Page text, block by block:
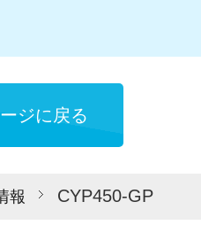
報 CYP450-GP
ジに戻る